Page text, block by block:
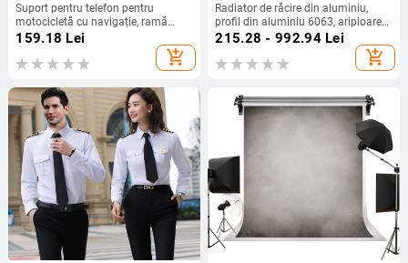
Suport pentru telefon pentru
motocicletă cu navigație, ramă
stabilă și încărcător încorporat
159.18 Lei
add_shopping_cart
Radiator de răcire din aluminiu,
profil din aluminiu 6063, aripioare
cu densitate mare, 150 × 58 mm
215.28 - 992.94Lei
add_shopping_cart